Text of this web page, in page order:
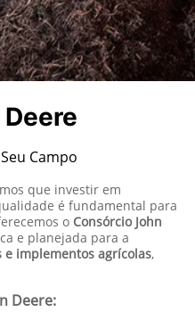
Campo
que investir em
é fundamental para
o Consórcio John
e planejada para a
e implementos agrícolas,
Deere: